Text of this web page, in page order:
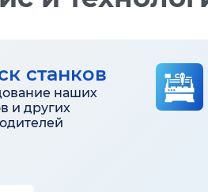
станков
наших
и других